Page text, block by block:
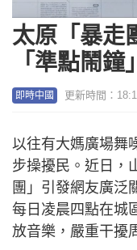
Unmute
太原「暴走
「準點鬧
即時中國 更新時間：
以往有大媽廣場舞
步操擾民。近日，
團」引發網友廣泛
每日凌晨四點在城
放音樂，嚴重干擾